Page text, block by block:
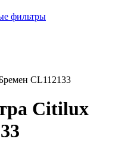
фильтры
CL112133
Citilux